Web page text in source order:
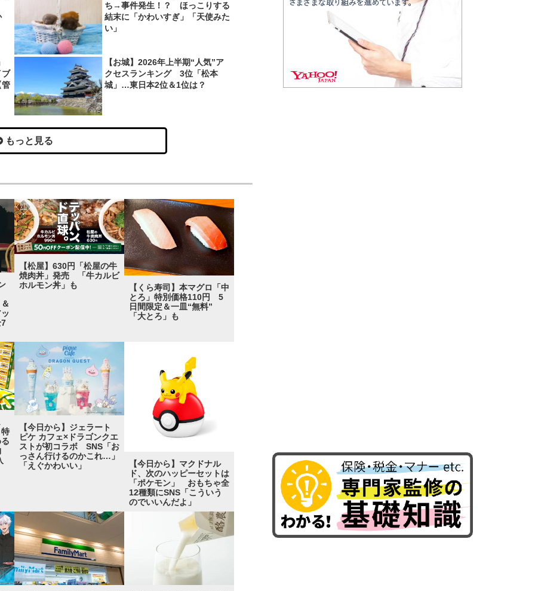
ち→事件発生！？ ほっこりする
結末に「かわいすぎ」「天使みた
い」
管
【お城】2026年上半期“人気”ア
クセスランキング 3位「松本
城」…東日本2位＆1位は？
もっと見る
【松屋】630円「松屋の牛
焼肉丼」発売 「牛カルビ
ホルモン丼」も
【くら寿司】本マグロ「中
とろ」特別価格110円 5
日間限定＆一皿“無料”
「大とろ」も
【今日から】ジェラート
ピケ カフェ×ドラゴンクエ
ストが初コラボ SNS「お
っさん行けるのかこれ…」
「えぐかわいい」
【今日から】マクドナル
ド、次のハッピーセットは
「ポケモン」 おもちゃ全
12種類にSNS「こういう
のでいいんだよ」